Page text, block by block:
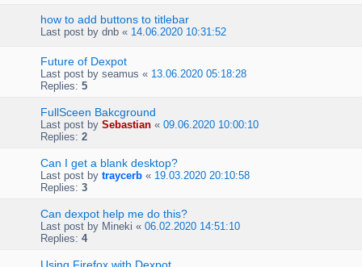
how to add buttons to titlebar
Last post by dnb « 14.06.2020 10:31:52
Future of Dexpot
Last post by seamus « 13.06.2020 05:18:28
Replies: 5
FullSceen Bakcground
Last post by Sebastian « 09.06.2020 10:00:10
Replies: 2
Can I get a blank desktop?
Last post by traycerb « 19.03.2020 20:10:58
Replies: 3
Can dexpot help me do this?
Last post by Mineki « 06.02.2020 14:51:10
Replies: 4